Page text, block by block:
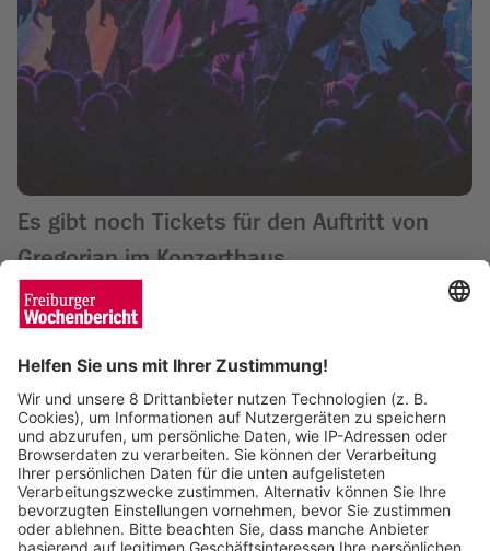
Es gibt noch Tickets für den Auftritt von
Gregorian im Konzerthaus